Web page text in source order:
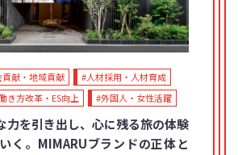
貢献・地域貢献
#人材採用・人材育成
き方改革・ES向上 #外国人・女性活躍
力を引き出し、心に残る旅の体験
く。MIMARUブランドの正体と